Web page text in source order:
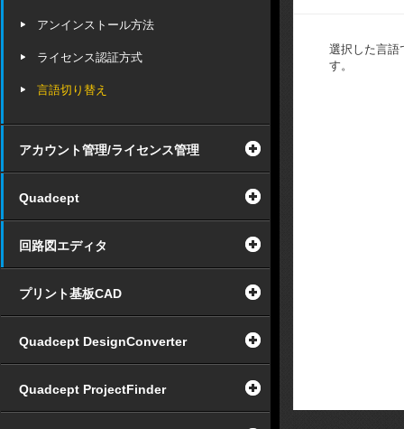
アンインストール方法
ライセンス認証方式
言語切り替え
アカウント管理/ライセンス管理
Quadcept
回路図エディタ
プリント基板CAD
Quadcept DesignConverter
Quadcept ProjectFinder
選択した言語
す。